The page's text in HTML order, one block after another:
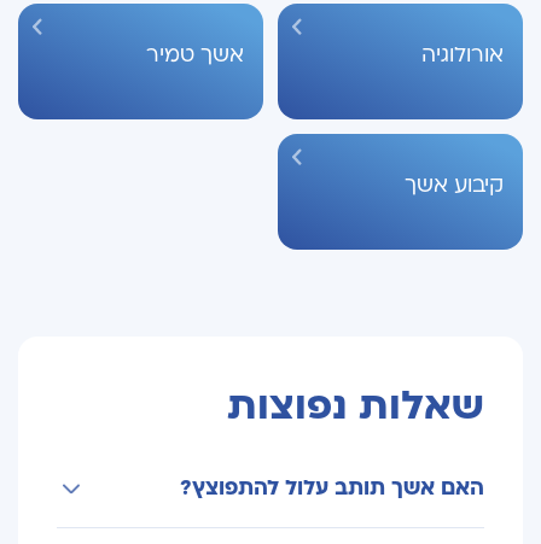
אורולוגיה אשך טמיר
קיבוע אשך
שאלות נפוצות
האם אשך תותב עלול להתפוצץ?